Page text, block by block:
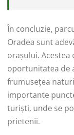
În concluzie,
Oradea sunt
orașului.
oportunitatea de
frumusețea
importante
turiști, unde se
prietenii.